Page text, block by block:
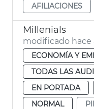
AFILIACIONES
Millenials
modificado hace
ECONOMÍA Y
TODAS LAS
EN PORTADA
NORMAL